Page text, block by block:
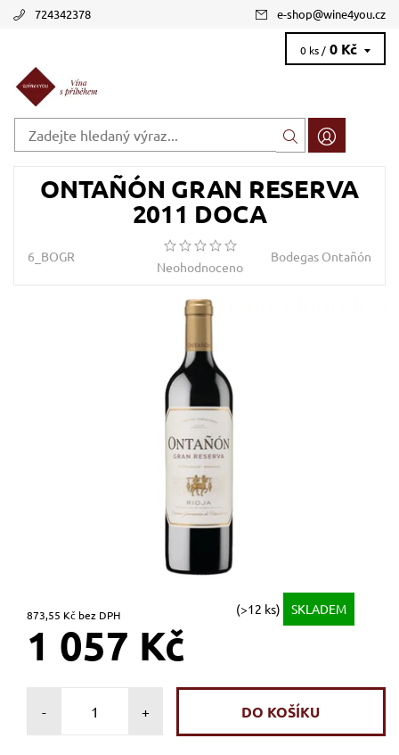
724342378 e-shop@wine4you.cz
0 ks / 0 Kč
ONTAÑÓN GRAN RESERVA
2011 DOCA
6_BOGR
Neohodnoceno
Bodegas Ontañón
873,55 Kč bez DPH (>12 ks) SKLADEM
1 057 Kč
- +